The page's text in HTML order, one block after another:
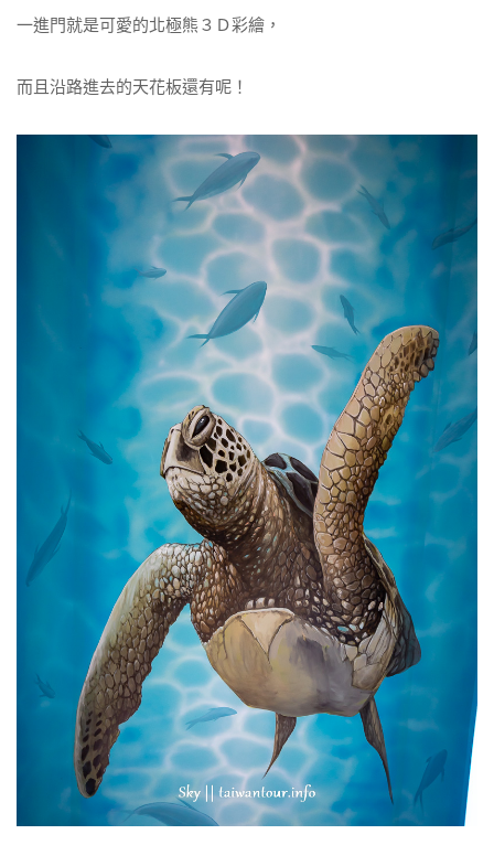
一進門就是可愛的北極熊３Ｄ彩繪，
而且沿路進去的天花板還有呢！